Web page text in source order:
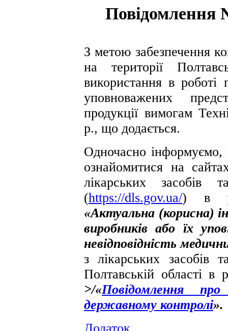
Повідомлення
З метою забезпечення
на території
використання в роботі
уповноважених
продукції вимогам
р., що додається.
Одночасно
ознайомитися на
лікарських засобів
(https://dls.gov.ua/) в
«Актуальна (корисна)
виробників або їх
невідповідність
з лікарських засобів
Полтавській області в
>/«Повідомлення
державному контролі».